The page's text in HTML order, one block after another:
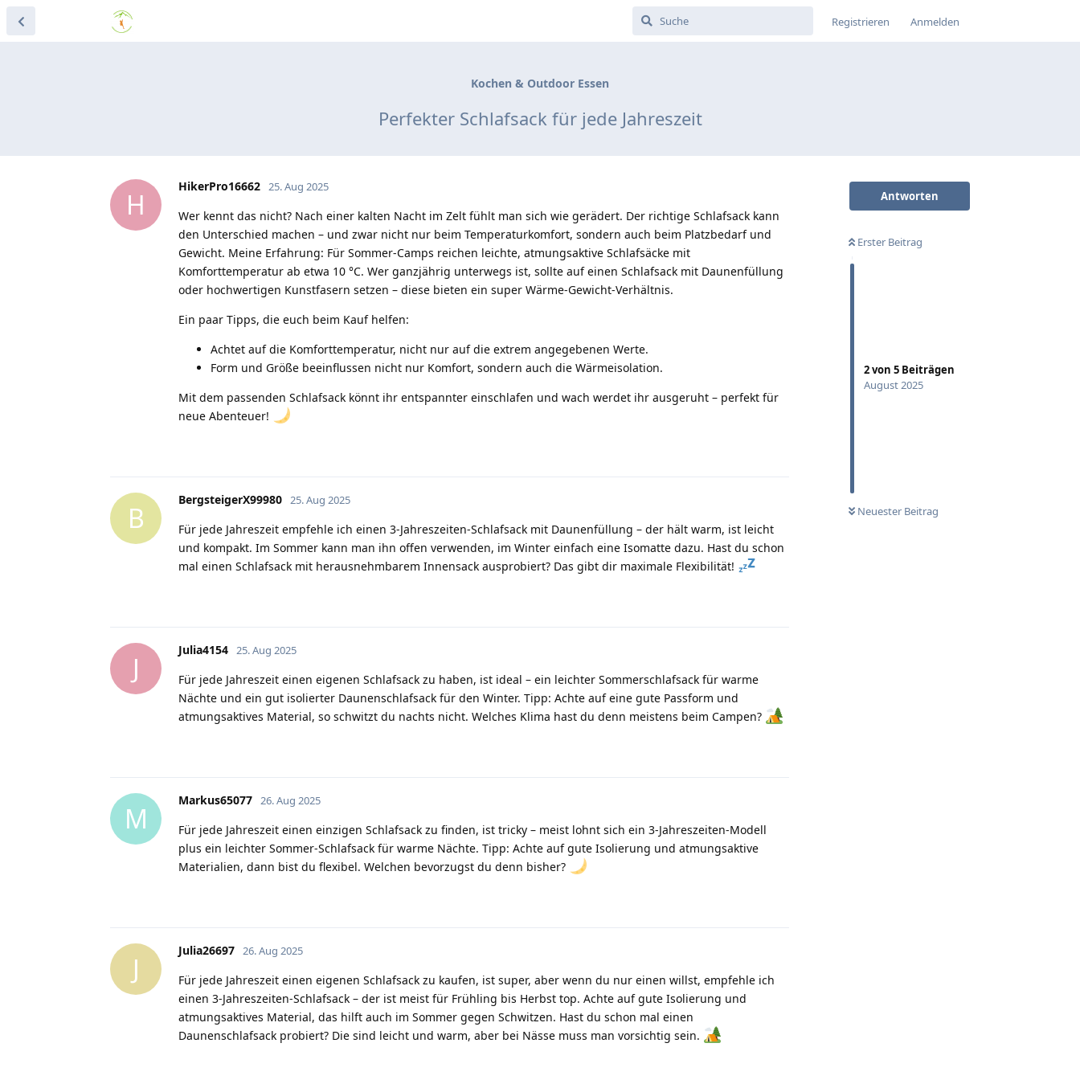
Registrieren Anmelden
Kochen & Outdoor Essen
Perfekter Schlafsack für jede Jahreszeit
Antworten
Erster Beitrag
2von 5 Beiträgen
August 2025
Neuester Beitrag
H
HikerPro16662 25. Aug 2025
Wer kennt das nicht? Nach einer kalten Nacht im Zelt fühlt man sich wie gerädert. Der richtige Schlafsack kann
den Unterschied machen – und zwar nicht nur beim Temperaturkomfort, sondern auch beim Platzbedarf und
Gewicht. Meine Erfahrung: Für Sommer-Camps reichen leichte, atmungsaktive Schlafsäcke mit
Komforttemperatur ab etwa 10 °C. Wer ganzjährig unterwegs ist, sollte auf einen Schlafsack mit Daunenfüllung
oder hochwertigen Kunstfasern setzen – diese bieten ein super Wärme-Gewicht-Verhältnis.
Ein paar Tipps, die euch beim Kauf helfen:
Achtet auf die Komforttemperatur, nicht nur auf die extrem angegebenen Werte.
Form und Größe beeinflussen nicht nur Komfort, sondern auch die Wärmeisolation.
Mit dem passenden Schlafsack könnt ihr entspannter einschlafen und wach werdet ihr ausgeruht – perfekt für
neue Abenteuer!
B
BergsteigerX99980 25. Aug 2025
Für jede Jahreszeit empfehle ich einen 3-Jahreszeiten-Schlafsack mit Daunenfüllung – der hält warm, ist leicht
und kompakt. Im Sommer kann man ihn offen verwenden, im Winter einfach eine Isomatte dazu. Hast du schon
mal einen Schlafsack mit herausnehmbarem Innensack ausprobiert? Das gibt dir maximale Flexibilität!
J
Julia4154 25. Aug 2025
Für jede Jahreszeit einen eigenen Schlafsack zu haben, ist ideal – ein leichter Sommerschlafsack für warme
Nächte und ein gut isolierter Daunenschlafsack für den Winter. Tipp: Achte auf eine gute Passform und
atmungsaktives Material, so schwitzt du nachts nicht. Welches Klima hast du denn meistens beim Campen?
M
Markus65077 26. Aug 2025
Für jede Jahreszeit einen einzigen Schlafsack zu finden, ist tricky – meist lohnt sich ein 3-Jahreszeiten-Modell
plus ein leichter Sommer-Schlafsack für warme Nächte. Tipp: Achte auf gute Isolierung und atmungsaktive
Materialien, dann bist du flexibel. Welchen bevorzugst du denn bisher?
J
Julia26697 26. Aug 2025
Für jede Jahreszeit einen eigenen Schlafsack zu kaufen, ist super, aber wenn du nur einen willst, empfehle ich
einen 3-Jahreszeiten-Schlafsack – der ist meist für Frühling bis Herbst top. Achte auf gute Isolierung und
atmungsaktives Material, das hilft auch im Sommer gegen Schwitzen. Hast du schon mal einen
Daunenschlafsack probiert? Die sind leicht und warm, aber bei Nässe muss man vorsichtig sein.